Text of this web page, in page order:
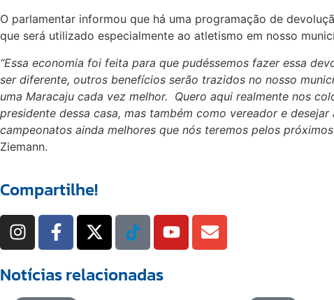
O parlamentar informou que há uma programação de
que será utilizado especialmente ao atletismo em nosso
“Essa economia foi feita para que pudéssemos fazer essa
ser diferente, outros benefícios serão trazidos no nosso
uma Maracaju cada vez melhor. Quero aqui realmente nos
presidente dessa casa, mas também como vereador e
campeonatos ainda melhores que nós teremos pelos
Ziemann.
Compartilhe!
Notícias relacionadas